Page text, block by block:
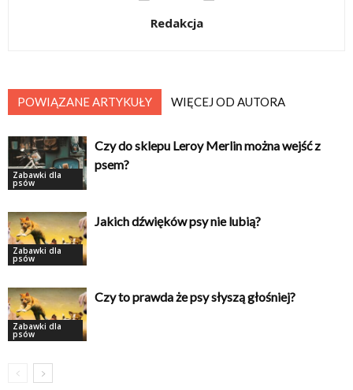
Redakcja
POWIĄZANE ARTYKUŁY WIĘCEJ OD AUTORA
Zabawki dla
psów
Czy do sklepu Leroy Merlin można wejść z
psem?
Zabawki dla
psów
Jakich dźwięków psy nie lubią?
Zabawki dla
psów
Czy to prawda że psy słyszą głośniej?